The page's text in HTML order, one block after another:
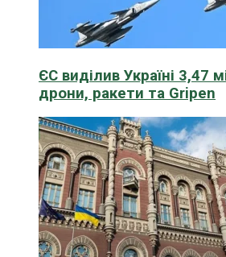
ЄС виділив Україні 3,47
дрони, ракети та Gripen